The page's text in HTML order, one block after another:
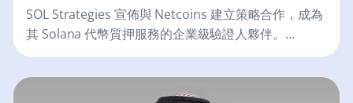
SOL Strategies 宣佈與 Netcoins 建立策略合作，成為
其 Solana 代幣質押服務的企業級驗證人夥伴。
Netcoins 為加拿大 BIGG Digital Assets Inc. 旗下受規
管交易所，此次將其 Solana 代幣質押轉移至 SOL
Strategies 的專業基礎設施。​SOL Strategies 營運總監